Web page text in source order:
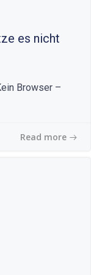
es nicht
Browser –
Read more